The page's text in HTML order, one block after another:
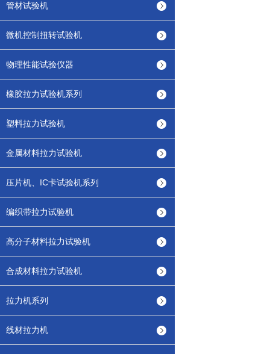
管材试验机
微机控制扭转试验机
物理性能试验仪器
橡胶拉力试验机系列
塑料拉力试验机
金属材料拉力试验机
压片机、IC卡试验机系列
编织带拉力试验机
高分子材料拉力试验机
合成材料拉力试验机
拉力机系列
线材拉力机